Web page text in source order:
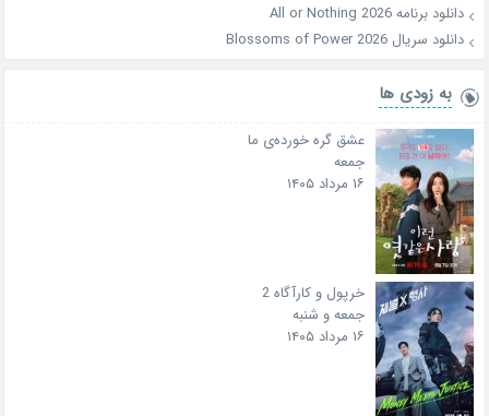
دانلود برنامه All or Nothing 2026
دانلود سریال Blossoms of Power 2026
به زودی ها
عشق گره خورده‌ی ما
جمعه
۱۶ مرداد ۱۴۰۵
خرپول و کارآگاه 2
جمعه و شنبه
۱۶ مرداد ۱۴۰۵